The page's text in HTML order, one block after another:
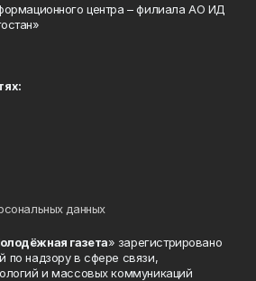
центра – филиала АО ИД
данных
газета» зарегистрировано
по надзору в сфере связи,
и массовых коммуникаций